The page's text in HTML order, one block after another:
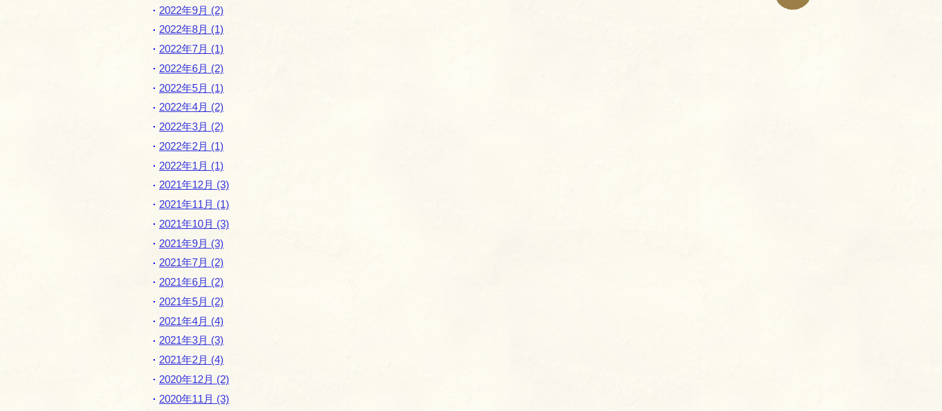
2022年9月 (2)
2022年8月 (1)
2022年7月 (1)
2022年6月 (2)
2022年5月 (1)
2022年4月 (2)
2022年3月 (2)
2022年2月 (1)
2022年1月 (1)
2021年12月 (3)
2021年11月 (1)
2021年10月 (3)
2021年9月 (3)
2021年7月 (2)
2021年6月 (2)
2021年5月 (2)
2021年4月 (4)
2021年3月 (3)
2021年2月 (4)
2020年12月 (2)
2020年11月 (3)